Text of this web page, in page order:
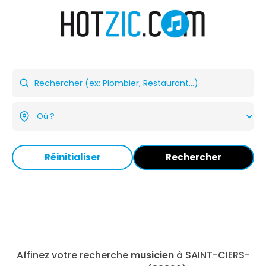
Réinitialiser Rechercher
Affinez votre recherche musicienà SAINT-CIERS-